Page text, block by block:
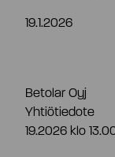
19.1.2026
Betolar Oyj
Yhtiötiedote
19.2026 klo